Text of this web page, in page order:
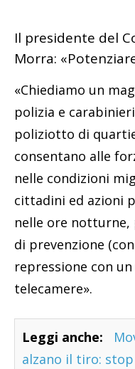
Il presidente del
Morra:
«Chiediamo un
polizia e
poliziotto di
consentano alle
nelle condizioni
cittadini ed azioni
nelle ore notturne,
di prevenzione
repressione con
telecamere».
Leggi anche:
alzano il tiro: